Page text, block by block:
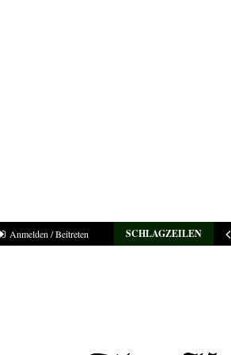
Anmelden / Beitreten SCHLAGZEILEN
sollte die…